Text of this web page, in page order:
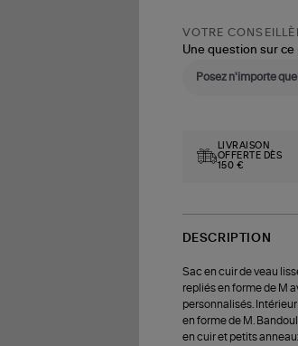
VOTRE
Une question sur ce
LIVRAISON
OFFERTE DÈS
150 €
DESCRIPTION
Sac en cuir de veau
repliés en forme de M
personnalisés.
en forme de M.
en cuir et petits